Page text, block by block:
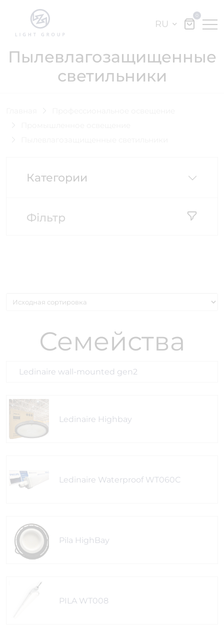
RU
0
Пылевлагозащищенные
светильники
Категории
Фільтр
Семейства
Ledinaire wall-mounted gen2
Ledinaire Highbay
Ledinaire Waterproof WT060C
Pila HighBay
PILA WT008